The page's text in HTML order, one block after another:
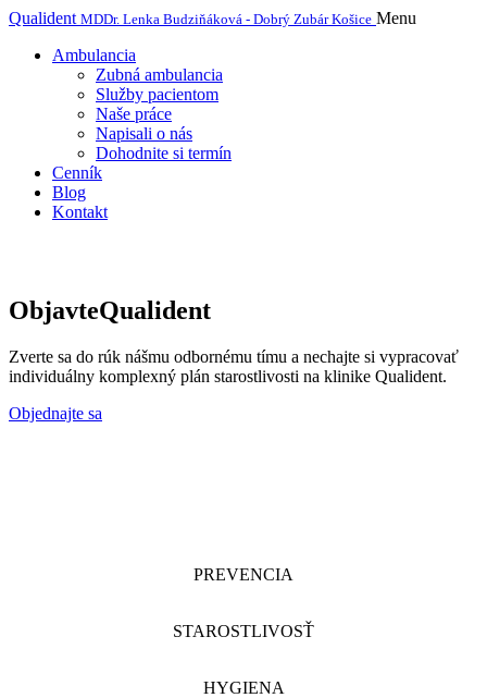
Qualident MDDr. Lenka Budziňáková - Dobrý Zubár Košice Menu
Ambulancia
Zubná ambulancia
Služby pacientom
Naše práce
Napisali o nás
Dohodnite si termín
Cenník
Blog
Kontakt
ObjavteQualident
Zverte sa do rúk nášmu odbornému tímu a nechajte si vypracovať
individuálny komplexný plán starostlivosti na klinike Qualident.
Objednajte sa
PREVENCIA
STAROSTLIVOSŤ
HYGIENA